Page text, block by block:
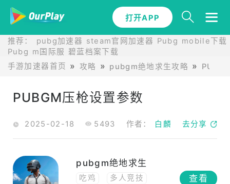
打开APP
推荐： pubg加速器 steam官网加速器 Pubg mobile下载
Pubg m国际服 碧蓝档案下载
手游加速器首页
攻略 pubgm绝地求生攻略
PUBGM压枪设置参数
2025-02-18 5493 作者： 白麟 去分享
pubgm绝地求生
吃鸡
多人竞技
查看